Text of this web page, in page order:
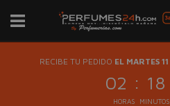
RECIBE TU PEDIDO EL MARTES 11
02 : 18
HORAS MINUTOS